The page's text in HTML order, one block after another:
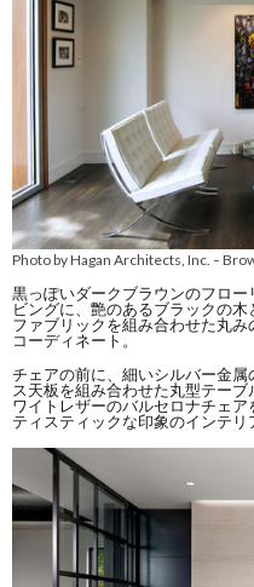
Photo by Hagan Architects, Inc. –
黒っぽいダークブラウンのフロ
ビングに、艶のあるブラックの
ファブリックを組み合わせた丸
コーディネート。
チェアの前に、細いシルバー金
ス天板を組み合わせた丸型テー
ワイトレザーのバルセロナチェ
ティスティックな印象のインテリ